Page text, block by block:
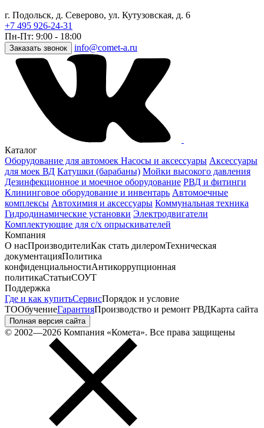
г. Подольск, д. Северово, ул. Кутузовская, д. 6
+7 495 926-24-31
Пн-Пт: 9:00 - 18:00
Заказать звонок info@comet-a.ru
Каталог
Оборудование для автомоек Насосы и аксессуары Аксессуары
для моек ВД Катушки (барабаны) Мойки высокого давления
Дезинфекционное и моечное оборудование РВД и фитинги
Клининговое оборудование и инвентарь Автомоечные
комплексы Автохимия и аксессуары Коммунальная техника
Гидродинамические установки Электродвигатели
Комплектующие для с/х опрыскивателей
Компания
О насПроизводителиКак стать дилеромТехническая
документацияПолитика
конфиденциальностиАнтикоррупционная
политикаСтатьиСОУТ
Поддержка
Где и как купитьСервисПорядок и условие
ТООбучениеГарантияПроизводство и ремонт РВДКарта сайта
Полная версия сайта
© 2002—2026 Компания «Комета». Все права защищены